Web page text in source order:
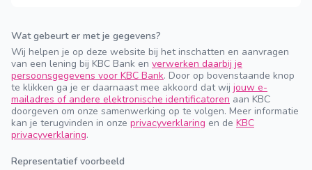
Wat gebeurt er met je gegevens?
Wij helpen je op deze website bij het inschatten en aanvragen
van een lening bij KBC Bank en verwerken daarbij je
persoonsgegevens voor KBC Bank. Door op bovenstaande knop
te klikken ga je er daarnaast mee akkoord dat wij jouw e-
mailadres of andere elektronische identificatoren aan KBC
doorgeven om onze samenwerking op te volgen. Meer informatie
kan je terugvinden in onze privacyverklaring en de KBC
privacyverklaring.
Representatief voorbeeld